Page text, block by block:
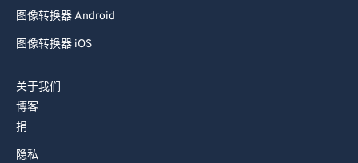
图像转换器 Android
图像转换器 iOS
关于我们
博客
捐
隐私